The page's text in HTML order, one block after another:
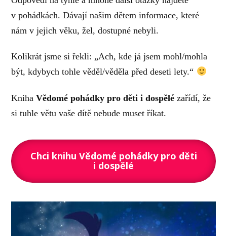
v pohádkách. Dávají našim dětem informace, které
nám v jejich věku, žel, dostupné nebyli.
Kolikrát jsme si řekli: „Ach, kde já jsem mohl/mohla
být, kdybych tohle věděl/věděla před deseti lety.“
KnihaVědomé pohádky pro děti i dospělé zařídí, že
si tuhle větu vaše dítě nebude muset říkat.
Chci knihu Vědomé pohádky pro děti
i dospělé